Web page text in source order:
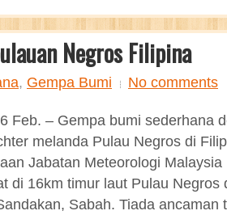
Negros Filipina
, Gempa Bumi No comments
Feb. – Gempa bumi sederhana
melanda Pulau Negros di
Jabatan Meteorologi
di 16km timur laut Pulau Negros
Sabah. Tiada ancaman